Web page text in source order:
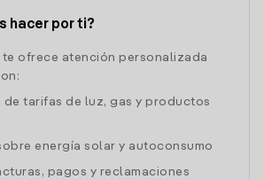
hacer por ti?
ofrece atención personalizada
tarifas de luz, gas y productos
energía solar y autoconsumo
pagos y reclamaciones